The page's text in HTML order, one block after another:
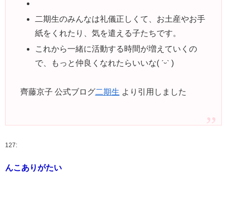
二期生のみんなは礼儀正しくて、お土産やお手
紙をくれたり、気を遣える子たちです。
これから一緒に活動する時間が増えていくの
で、もっと仲良くなれたらいいな( ˊᵕˋ )
齊藤京子 公式ブログ二期生 より引用しました
127:
んこありがたい